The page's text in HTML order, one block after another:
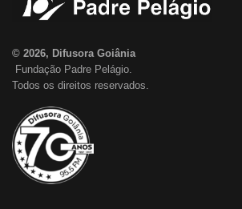
© 2026, Difusora Goiânia
Fundação Padre Pelágio.
Todos os direitos reservados.